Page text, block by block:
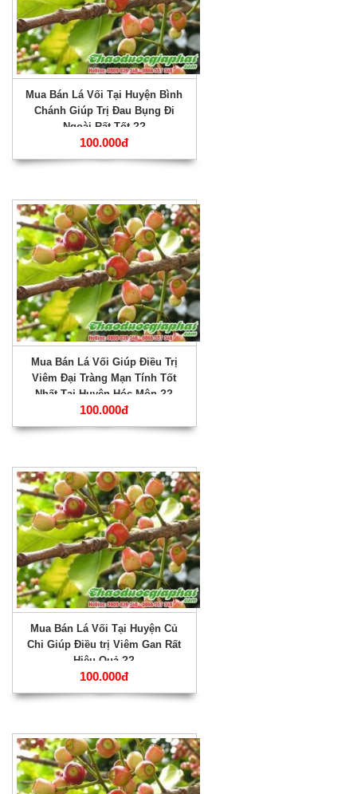
Mua Bán Lá Vối Tại Huyện Bình
Chánh Giúp Trị Đau Bụng Đi
Ngoài Rất Tốt ??
100.000đ
Mua Bán Lá Vối Giúp Điều Trị
Viêm Đại Tràng Mạn Tính Tốt
Nhất Tại Huyện Hóc Môn ??
100.000đ
Mua Bán Lá Vối Tại Huyện Củ
Chi Giúp Điều trị Viêm Gan Rất
Hiệu Quả ??
100.000đ